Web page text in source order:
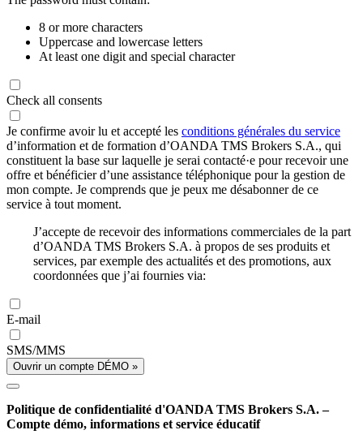
8 or more characters
Uppercase and lowercase letters
At least one digit and special character
Check all consents
Je confirme avoir lu et accepté les conditions générales du service
d’information et de formation d’OANDA TMS Brokers S.A., qui
constituent la base sur laquelle je serai contacté·e pour recevoir une
offre et bénéficier d’une assistance téléphonique pour la gestion de
mon compte. Je comprends que je peux me désabonner de ce
service à tout moment.
J’accepte de recevoir des informations commerciales de la part
d’OANDA TMS Brokers S.A. à propos de ses produits et
services, par exemple des actualités et des promotions, aux
coordonnées que j’ai fournies via:
E-mail
SMS/MMS
Ouvrir un compte DÉMO »
Politique de confidentialité d'OANDA TMS Brokers S.A. –
Compte démo, informations et service éducatif